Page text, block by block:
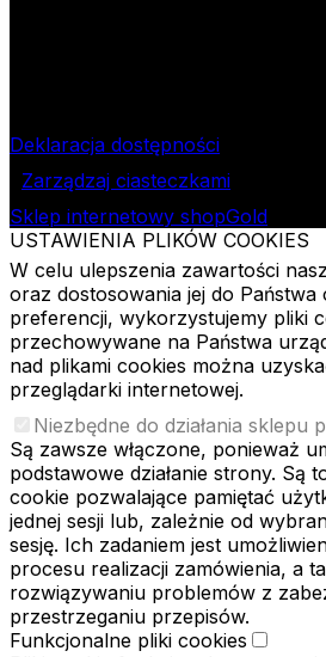
Deklaracja dostępności
Zarządzaj ciasteczkami
Sklep internetowy shopGold
USTAWIENIA PLIKÓW COOKIES
W celu ulepszenia zawartości
oraz dostosowania jej do Państwa
preferencji, wykorzystujemy pliki
przechowywane na Państwa
nad plikami cookies można
przeglądarki internetowej.
Niezbędne do działania sklepu
Są zawsze włączone, ponieważ
podstawowe działanie strony. Są
cookie pozwalające pamiętać
jednej sesji lub, zależnie od
sesję. Ich zadaniem jest
procesu realizacji zamówienia, a
rozwiązywaniu problemów z
przestrzeganiu przepisów.
Funkcjonalne pliki cookies